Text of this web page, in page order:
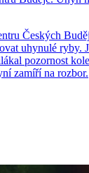
Českých
uhynulé ryby.
pozornost
zamíří na rozbor.